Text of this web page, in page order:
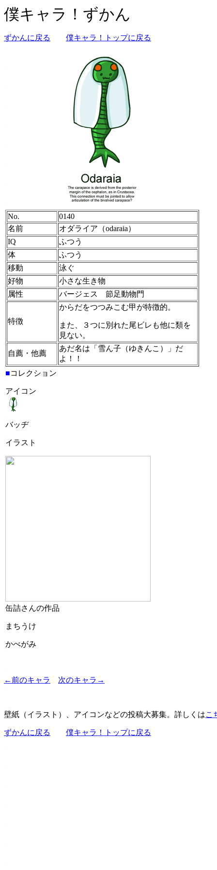
僕キャラ！ずかん
ずかんに戻る 僕キャラ！トップに戻る
No.
0140
名前
オダライア（odaraia）
IQ
ふつう
体
ふつう
移動
泳ぐ
好物
小さな生き物
属性
バージェス 節足動物門
特徴
からだをつつみこむ甲が特徴的。
また、３つに別れた尾ビレも他に類を
見ない。
自薦・他薦
あだ名は「雪ん子（ゆきんこ）」だ
よ！！
■コレクション
アイコン
バッヂ
イラスト
缶詰さんの作品
まちうけ
かべがみ
←前のキャラ 次のキャラ→
壁紙（イラスト）、アイコンなどの投稿大募集。詳しくはこ
ずかんに戻る 僕キャラ！トップに戻る